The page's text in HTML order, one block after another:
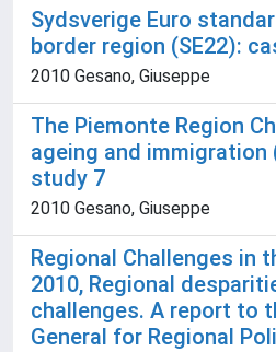
Sydsverige Euro
border region (SE22):
2010 Gesano, Giuseppe
The Piemonte Region
ageing and immigration
study 7
2010 Gesano, Giuseppe
Regional Challenges in
2010, Regional
challenges. A report to
General for Regional